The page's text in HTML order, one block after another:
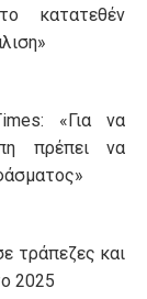
κατατεθέν
«Για να
πρέπει να
τράπεζες και
2025